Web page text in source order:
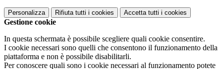
Personalizza Rifiuta tutti i cookies Accetta tutti i cookies
Gestione cookie
In questa schermata è possibile scegliere quali cookie consentire.
I cookie necessari sono quelli che consentono il funzionamento della
piattaforma e non è possibile disabilitarli.
Per conoscere quali sono i cookie necessari al funzionamento potete